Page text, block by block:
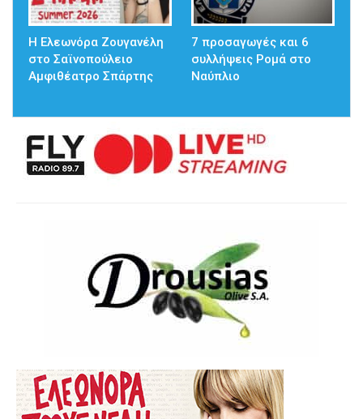
Η Ελεωνόρα Ζουγανέλη
στο Σαϊνοπούλειο
Αμφιθέατρο Σπάρτης
7 προσαγωγές και 6
συλλήψεις Ρομά στο
Ναύπλιο